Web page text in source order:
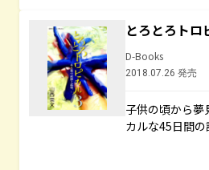
とろとろト
D-Books
2018.07.26 発売
子供の頃から
カルな45日間の